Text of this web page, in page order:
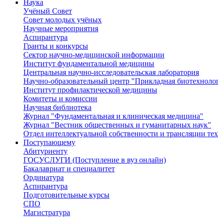
Наука
Учёный Cовет
Совет молодых учёных
Научные мероприятия
Аспирантура
Гранты и конкурсы
Сектор научно-медицинской информации
Институт фундаментальной медицины
Центральная научно-исследовательская лаборатория
Научно-образовательный центр "Прикладная
Институт профилактической медицины
Комитеты и комиссии
Научная библиотека
Журнал "Фундаментальная и клиническая медицина"
Журнал "Вестник общественных и гуманитарных наук"
Отдел интеллектуальной собственности и трансляции
Поступающему
Абитуриенту
ГОСУСЛУГИ (Поступление в вуз онлайн)
Бакалавриат и специалитет
Ординатура
Аспирантура
Подготовительные курсы
СПО
Магистратура